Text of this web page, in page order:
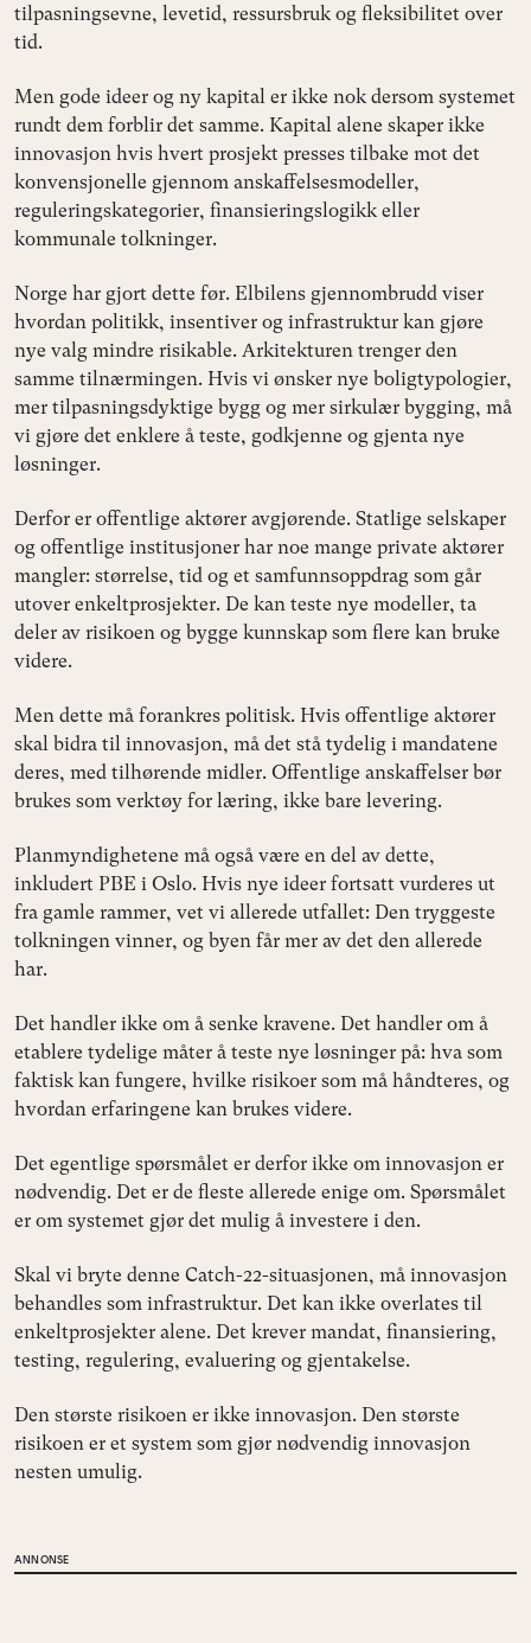
tilpasningsevne, levetid, ressursbruk og fleksibilitet over
tid.
Men gode ideer og ny kapital er ikke nok dersom systemet
rundt dem forblir det samme. Kapital alene skaper ikke
innovasjon hvis hvert prosjekt presses tilbake mot det
konvensjonelle gjennom anskaffelsesmodeller,
reguleringskategorier, finansieringslogikk eller
kommunale tolkninger.
Norge har gjort dette før. Elbilens gjennombrudd viser
hvordan politikk, insentiver og infrastruktur kan gjøre
nye valg mindre risikable. Arkitekturen trenger den
samme tilnærmingen. Hvis vi ønsker nye boligtypologier,
mer tilpasningsdyktige bygg og mer sirkulær bygging, må
vi gjøre det enklere å teste, godkjenne og gjenta nye
løsninger.
Derfor er offentlige aktører avgjørende. Statlige selskaper
og offentlige institusjoner har noe mange private aktører
mangler: størrelse, tid og et samfunnsoppdrag som går
utover enkeltprosjekter. De kan teste nye modeller, ta
deler av risikoen og bygge kunnskap som flere kan bruke
videre.
Men dette må forankres politisk. Hvis offentlige aktører
skal bidra til innovasjon, må det stå tydelig i mandatene
deres, med tilhørende midler. Offentlige anskaffelser bør
brukes som verktøy for læring, ikke bare levering.
Planmyndighetene må også være en del av dette,
inkludert PBE i Oslo. Hvis nye ideer fortsatt vurderes ut
fra gamle rammer, vet vi allerede utfallet: Den tryggeste
tolkningen vinner, og byen får mer av det den allerede
har.
Det handler ikke om å senke kravene. Det handler om å
etablere tydelige måter å teste nye løsninger på: hva som
faktisk kan fungere, hvilke risikoer som må håndteres, og
hvordan erfaringene kan brukes videre.
Det egentlige spørsmålet er derfor ikke om innovasjon er
nødvendig. Det er de fleste allerede enige om. Spørsmålet
er om systemet gjør det mulig å investere i den.
Skal vi bryte denne Catch-22-situasjonen, må innovasjon
behandles som infrastruktur. Det kan ikke overlates til
enkeltprosjekter alene. Det krever mandat, finansiering,
testing, regulering, evaluering og gjentakelse.
Den største risikoen er ikke innovasjon. Den største
risikoen er et system som gjør nødvendig innovasjon
nesten umulig.
ANNONSE